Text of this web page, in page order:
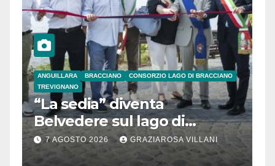
ANGUILLARA BRACCIANO
CONSORZIO LAGO DI BRACCIANO
TREVIGNANO
“La sedia” diventa
Belvedere sul lago di
Bracciano: ieri
l’inaugurazione
7 AGOSTO 2026 GRAZIAROSA VILLANI